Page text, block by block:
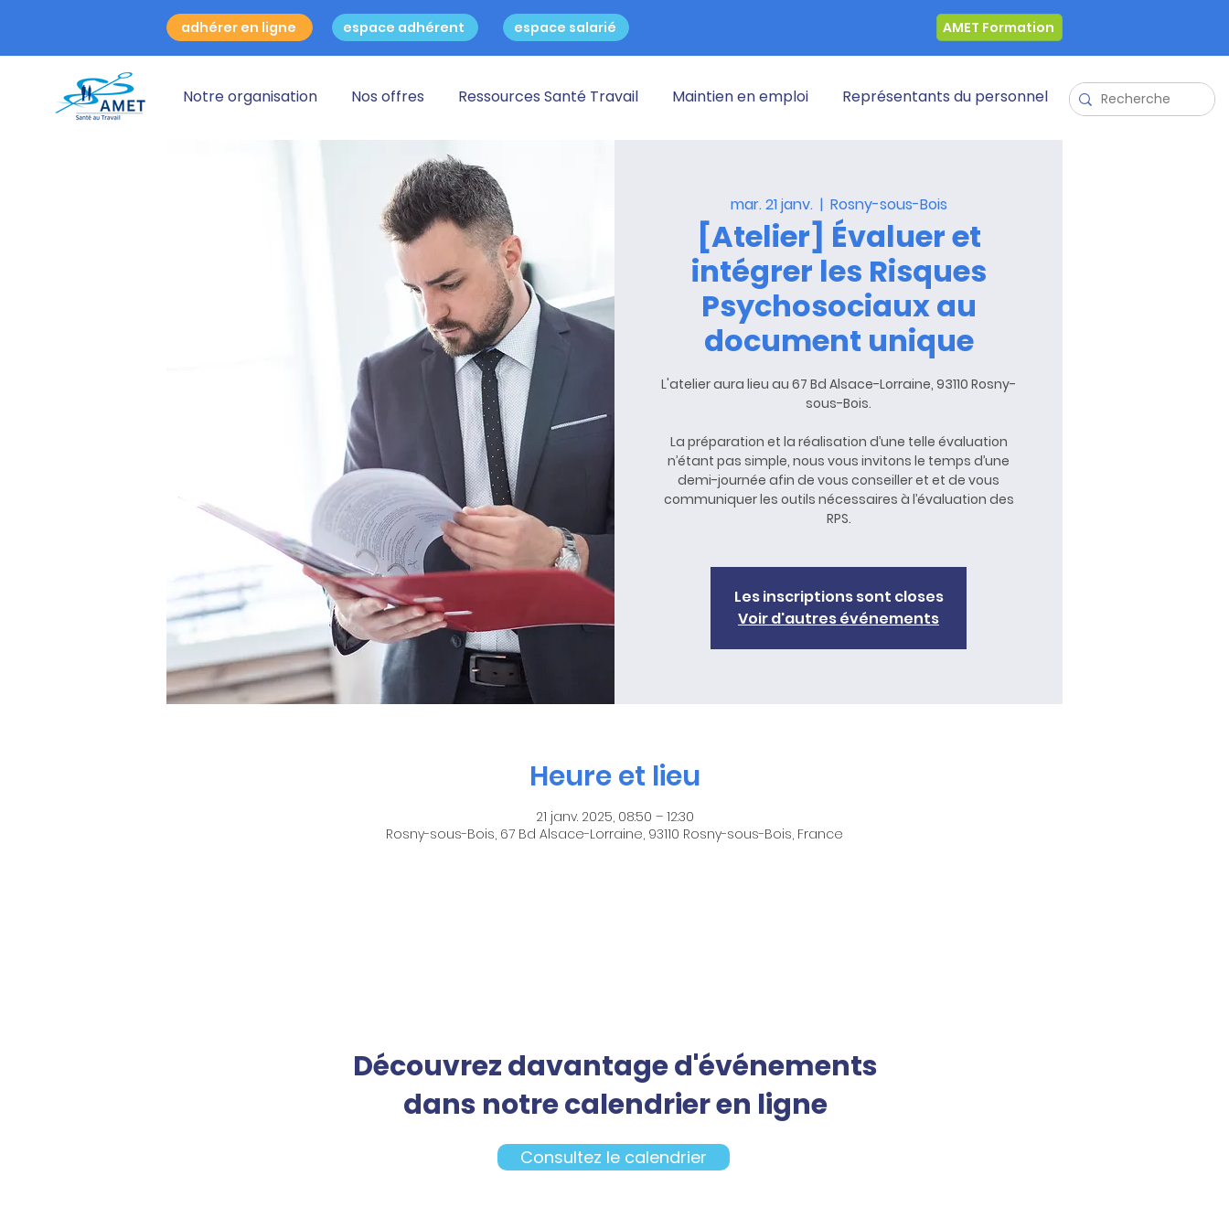
adhérer en ligne espace adhérent espace salarié AMET Formation
Notre organisation Nos offres Ressources Santé Travail Maintien en emploi Représentants du personnel
mar. 21 janv.
  |
Rosny-sous-Bois
[Atelier] Évaluer et
intégrer les Risques
Psychosociaux au
document unique
L'atelier aura lieu au 67 Bd Alsace-Lorraine, 93110 Rosny-
sous-Bois.
La préparation et la réalisation d’une telle évaluation
n’étant pas simple, nous vous invitons le temps d’une
demi-journée afin de vous conseiller et et de vous
communiquer les outils nécessaires à l’évaluation des
RPS.
Les inscriptions sont closes
Voir d'autres événements
Heure et lieu
21 janv. 2025, 08:50 – 12:30
Rosny-sous-Bois, 67 Bd Alsace-Lorraine, 93110 Rosny-sous-Bois, France
Découvrez davantage d'événements
dans notre calendrier en ligne
Consultez le calendrier